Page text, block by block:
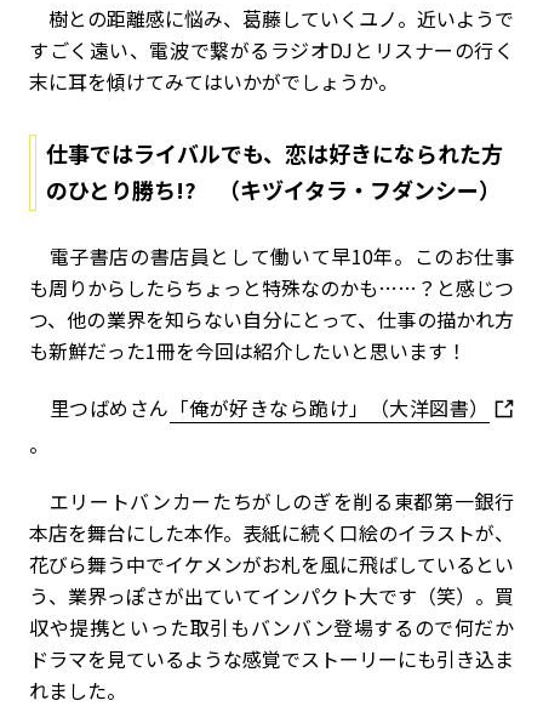
樹との距離感に悩み、葛藤していくユノ。近いようで
すごく遠い、電波で繋がるラジオDJとリスナーの行く
末に耳を傾けてみてはいかがでしょうか。
仕事ではライバルでも、恋は好きになられた方
のひとり勝ち!? （キヅイタラ・フダンシー）
電子書店の書店員として働いて早10年。このお仕事
も周りからしたらちょっと特殊なのかも……？と感じつ
つ、他の業界を知らない自分にとって、仕事の描かれ方
も新鮮だった1冊を今回は紹介したいと思います！
里つばめさん 「俺が好きなら跪け」（大洋図書）
。
エリートバンカーたちがしのぎを削る東都第一銀行
本店を舞台にした本作。表紙に続く口絵のイラストが、
花びら舞う中でイケメンがお札を風に飛ばしているとい
う、業界っぽさが出ていてインパクト大です（笑）。買
収や提携といった取引もバンバン登場するので何だか
ドラマを見ているような感覚でストーリーにも引き込ま
れました。